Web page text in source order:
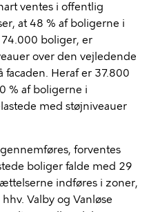
ventes i offentlig
at 48 % af boligerne i
boliger, er
over den vejledende
Heraf er 37.800
% af boligerne i
med støjniveauer
forventes
boliger falde med 29
indføres i zoner,
Valby og Vanløse